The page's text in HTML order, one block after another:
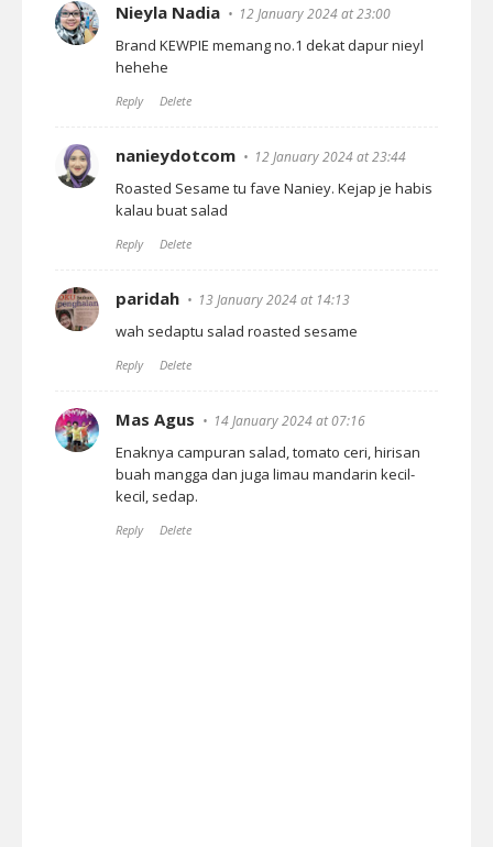
Nieyla Nadia 12 January 2024 at 23:00
Brand KEWPIE memang no.1 dekat dapur nieyl
hehehe
Reply Delete
nanieydotcom 12 January 2024 at 23:44
Roasted Sesame tu fave Naniey. Kejap je habis
kalau buat salad
Reply Delete
paridah 13 January 2024 at 14:13
wah sedaptu salad roasted sesame
Reply Delete
Mas Agus 14 January 2024 at 07:16
Enaknya campuran salad, tomato ceri, hirisan
buah mangga dan juga limau mandarin kecil-
kecil, sedap.
Reply Delete